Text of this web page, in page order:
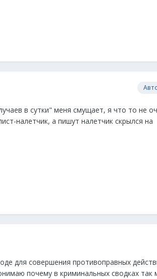
в сутки" меня смущает, я что то не
налетчик, а пишут налетчик скрылся на
для совершения противоправных
почему в криминальных сводках так